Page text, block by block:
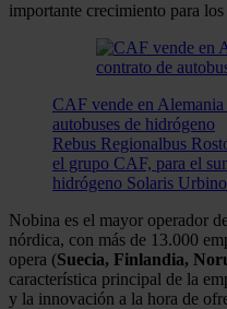
importante crecimiento para
CAF vende en
autobuses de hidrógeno
Rebus Regionalbus
el grupo CAF, para el
hidrógeno Solaris
Nobina es el mayor operador
nórdica, con más de 13.000
opera (Suecia, Finlandia,
característica principal de la
y la innovación a la hora de